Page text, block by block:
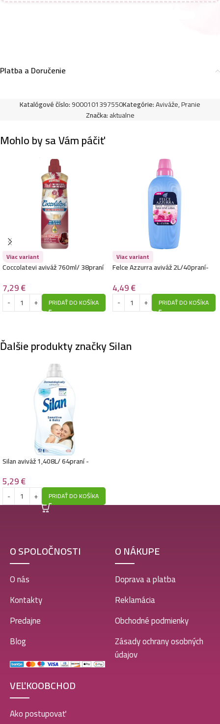
Platba a Doručenie
Katalógové číslo:9000101397550Kategórie:Aviváže,Pranie
Značka:aktualne
Mohlo by sa Vám páčiť
Viac variant
Coccolatevi aviváž 760ml/ 38praní
7,29€
PRIDAŤ DO KOŠÍKA
Viac variant
Felce Azzurra aviváž 2L/40praní-
4,49€
PRIDAŤ DO KOŠÍKA
Ďalšie produkty značky Silan
Silan aviváž 1,408L/ 64praní -
5,29€
PRIDAŤ DO KOŠÍKA
O SPOLOČNOSTI
O nás
Kontakty
Predajne
Blog
O NÁKUPE
Doprava a platba
Reklamácia
Obchodné podmienky
Zásady ochrany osobných
údajov
VEĽKOOBCHOD
Ako postupovať